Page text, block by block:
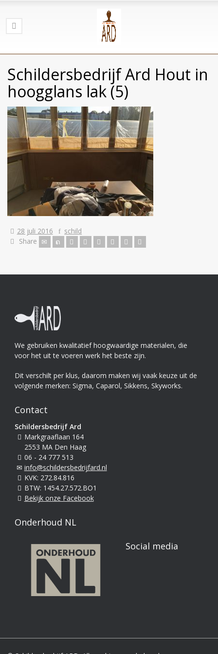
Schildersbedrijf Ard Hout in
hoogglans lak (5)
28 juli 2016
schild
Share
We gebruiken kwalitatief hoogwaardige materialen, die
voor het uit te voeren werk het beste zijn.
Dit verschilt per klus, daarom maken wij vaak keuze uit de
volgende merken: Sigma, Caparol, Sikkens, Skyworks.
Contact
Schildersbedrijf Ard
Markgraaflaan 164
2553 MA Den Haag
06 - 24 777 513
info@schildersbedrijfard.nl
KVK: 272.84.816
BTW: 1454.27.572.BO1
Bekijk onze Facebook
Onderhoud NL
Social media